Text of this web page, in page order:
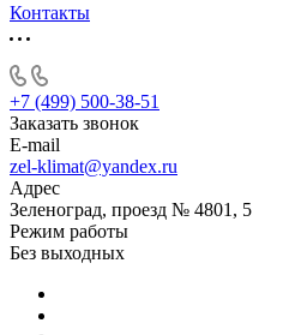
Контакты
+7 (499) 500-38-51
Заказать звонок
E-mail
zel-klimat@yandex.ru
Адрес
Зеленоград, проезд № 4801, 5
Режим работы
Без выходных